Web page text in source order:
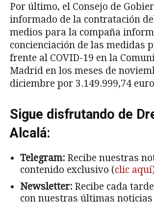
Por último, el Consejo de
informado de la contratación
medios para la compaña
concienciación de las medidas
frente al COVID-19 en la
Madrid en los meses de
diciembre por 3.149.999,74
Sigue disfrutando de
Alcalá:
Telegram: Recibe nuestras
contenido exclusivo (clic aquí
Newsletter: Recibe cada
con nuestras últimas noticias